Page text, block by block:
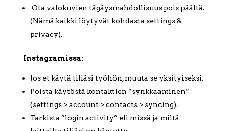
Ota valokuvien tägäysmahdollisuus pois päältä.
(Nämä kaikki löytyvät kohdasta settings &
privacy).
Instagramissa:
Jos et käytä tiliäsi työhön, muuta se yksityiseksi.
Poista käytöstä kontaktien ”synkkaaminen”
(settings > account > contacts > syncing).
Tarkista ”login activity” eli missä ja miltä